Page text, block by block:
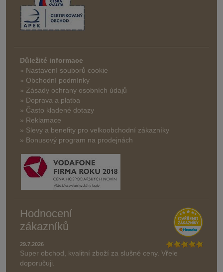
Důležité informace
» Nastavení souborů cookie
» Obchodní podmínky
» Zásady ochrany osobních údajů
» Doprava a platba
» Často kladené dotazy
» Reklamace
» Slevy a benefity pro velkoobchodní zákazníky
» Bonusový program na prodejnách
Hodnocení
zákazníků
29.7.2026
Super obchod, kvalitní zboží za slušné ceny. Vřele
doporučuji.